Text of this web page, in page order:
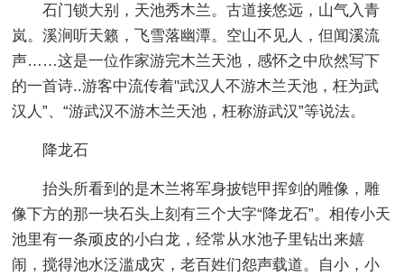
石门锁大别，天池秀木兰。古道接悠远，山气入青
岚。溪涧听天籁，飞雪落幽潭。空山不见人，但闻溪流
声……这是一位作家游完木兰天池，感怀之中欣然写下
的一首诗..游客中流传着"武汉人不游木兰天池，枉为武
汉人”、“游武汉不游木兰天池，枉称游武汉”等说法。
降龙石
抬头所看到的是木兰将军身披铠甲挥剑的雕像，雕
像下方的那一块石头上刻有三个大字“降龙石”。相传小天
池里有一条顽皮的小白龙，经常从水池子里钻出来嬉
闹，搅得池水泛滥成灾，老百姓们怨声载道。自小，小